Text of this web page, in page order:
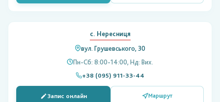
с. Нересниця
вул. Грушевського, 30
Пн-Сб: 8:00-14:00, Нд: Вих.
+38 (095) 911-33-44
Запис онлайн Маршрут